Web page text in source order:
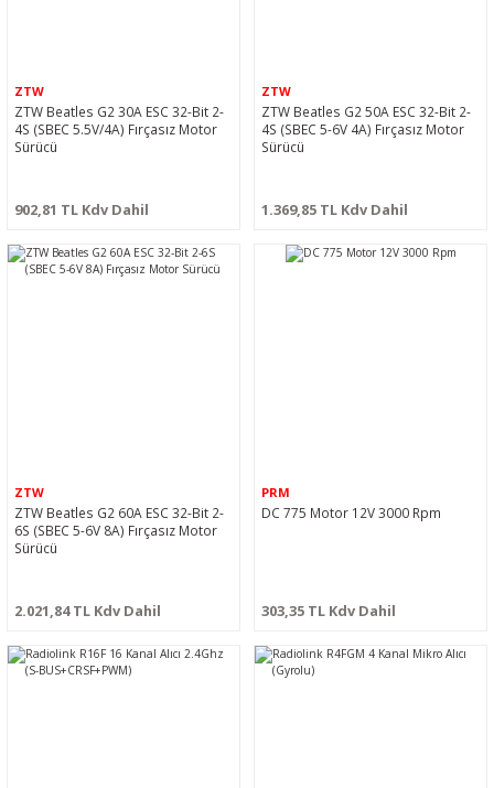
ZTW
ZTW Beatles G2 30A ESC 32-Bit 2-
4S (SBEC 5.5V/4A) Fırçasız Motor
Sürücü
902,81 TL Kdv Dahil
ZTW
ZTW Beatles G2 50A ESC 32-Bit 2-
4S (SBEC 5-6V 4A) Fırçasız Motor
Sürücü
1.369,85 TL Kdv Dahil
ZTW
ZTW Beatles G2 60A ESC 32-Bit 2-
6S (SBEC 5-6V 8A) Fırçasız Motor
Sürücü
2.021,84 TL Kdv Dahil
PRM
DC 775 Motor 12V 3000 Rpm
303,35 TL Kdv Dahil